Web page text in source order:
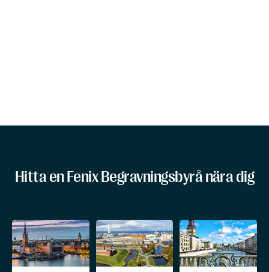
Hitta en Fenix Begravningsbyrå nära dig